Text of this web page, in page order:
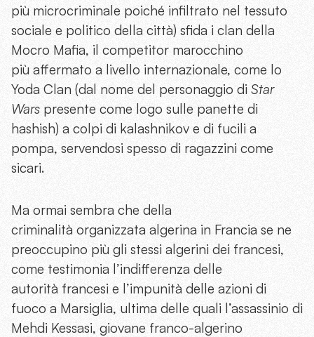
più microcriminale poiché infiltrato nel tessuto
sociale e politico della città) sfida i clan della
Mocro Mafia, il competitor marocchino
più affermato a livello internazionale, come lo
Yoda Clan (dal nome del personaggio di Star
Wars presente come logo sulle panette di
hashish) a colpi di kalashnikov e di fucili a
pompa, servendosi spesso di ragazzini come
sicari.
Ma ormai sembra che della
criminalità organizzata algerina in Francia se ne
preoccupino più gli stessi algerini dei francesi,
come testimonia l’indifferenza delle
autorità francesi e l’impunità delle azioni di
fuoco a Marsiglia, ultima delle quali l’assassinio di
Mehdi Kessasi, giovane franco-algerino